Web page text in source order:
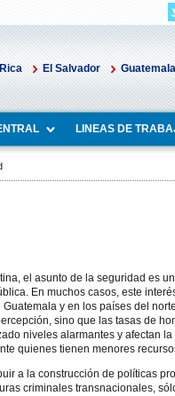
El Salvador Guatemala
LINEAS DE
el asunto de la seguridad es
En muchos casos, este
y en los países del
sino que las tasas de
niveles alarmantes y afectan
quienes tienen menores
a la construcción de políticas
criminales transnacionales,